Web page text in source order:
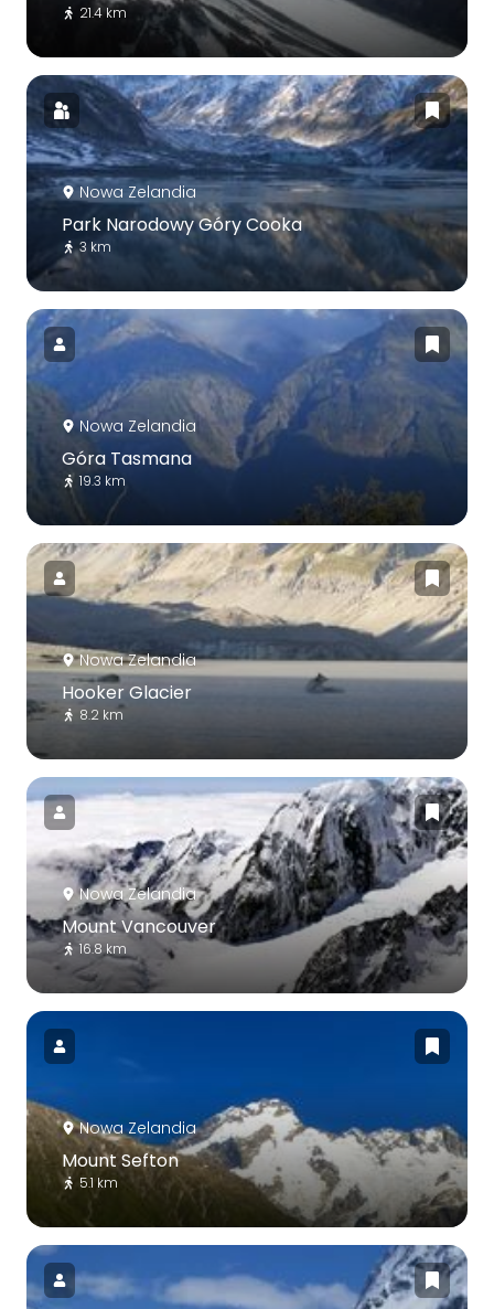
21.4 km
Nowa Zelandia
Park Narodowy Góry Cooka
3 km
Nowa Zelandia
Góra Tasmana
19.3 km
Nowa Zelandia
Hooker Glacier
8.2 km
Nowa Zelandia
Mount Vancouver
16.8 km
Nowa Zelandia
Mount Sefton
5.1 km